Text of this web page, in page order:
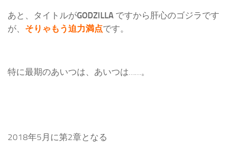
あと、タイトルがGODZILLA ですから肝心のゴジラです
が、 そりゃもう迫力満点です。
特に最期のあいつは、あいつは……。
2018年5月に第2章となる